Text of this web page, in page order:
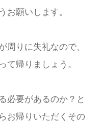
お願いします。
周りに失礼なので、
て帰りましょう。
必要があるのか？と
お帰りいただくその